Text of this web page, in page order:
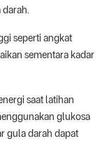
seperti angkat
sementara kadar
saat latihan
glukosa
gula darah dapat